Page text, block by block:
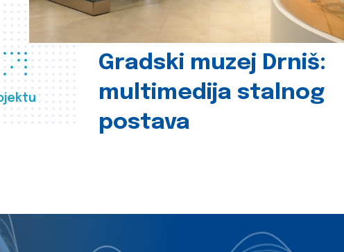
Gradski muzej Drniš:
multimedija stalnog
postava